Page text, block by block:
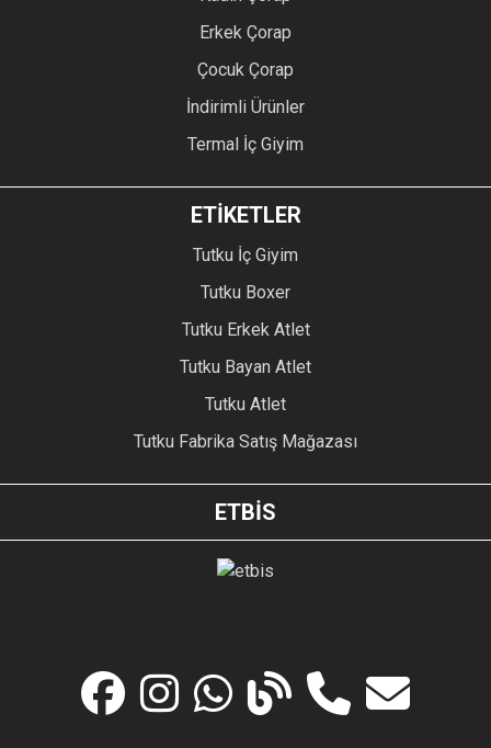
Erkek Çorap
Çocuk Çorap
İndirimli Ürünler
Termal İç Giyim
ETİKETLER
Tutku İç Giyim
Tutku Boxer
Tutku Erkek Atlet
Tutku Bayan Atlet
Tutku Atlet
Tutku Fabrika Satış Mağazası
ETBİS